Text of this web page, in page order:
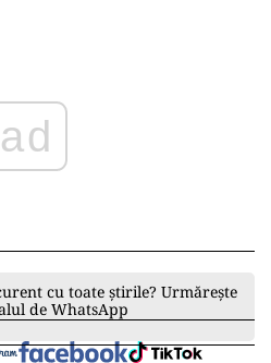
ad
cu toate știrile? Urmărește
de WhatsApp